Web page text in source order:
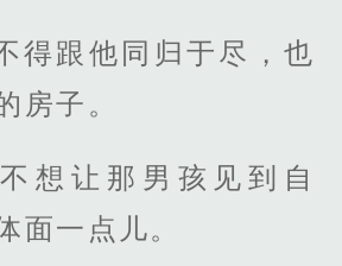
得跟他同归于尽，也
房子。
想让那男孩见到自
面一点儿。